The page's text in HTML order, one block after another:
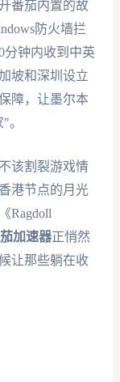
番茄内置的故
防火墙拦
分钟内收到中英
坡和深圳设立
障，让墨尔本
。
该割裂游戏情
港节点的月光
Ragdoll
加速器正悄然
让那些躺在收